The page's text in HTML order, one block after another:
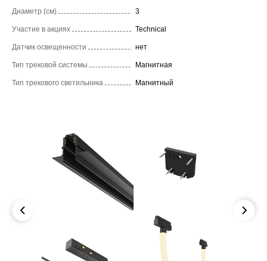
Диаметр (см) 3
Участие в акциях Technical
Датчик освещенности нет
Тип трековой системы Магнитная
Тип трекового светильника Магнитный